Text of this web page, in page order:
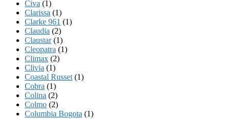
Civa (1)
Clarissa (1)
Clarke 961 (1)
Claudia (2)
Claustar(1)
Cleopatra (1)
Climax (2)
Clivia (1)
Coastal Russet (1)
Cobra (1)
Colina (2)
Colmo (2)
Columbia Bogota (1)